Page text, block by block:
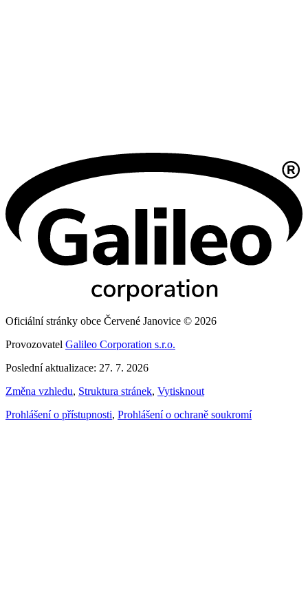
Oficiální stránky obce Červené Janovice © 2026
Provozovatel Galileo Corporation s.r.o.
Poslední aktualizace: 27. 7. 2026
Změna vzhledu, Struktura stránek, Vytisknout
Prohlášení o přístupnosti, Prohlášení o ochraně soukromí